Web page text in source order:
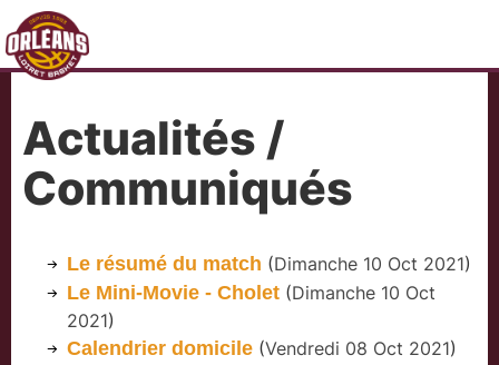
Actualités /
Communiqués
Le résumé du match (Dimanche 10 Oct 2021)
Le Mini-Movie - Cholet (Dimanche 10 Oct
2021)
Calendrier domicile (Vendredi 08 Oct 2021)